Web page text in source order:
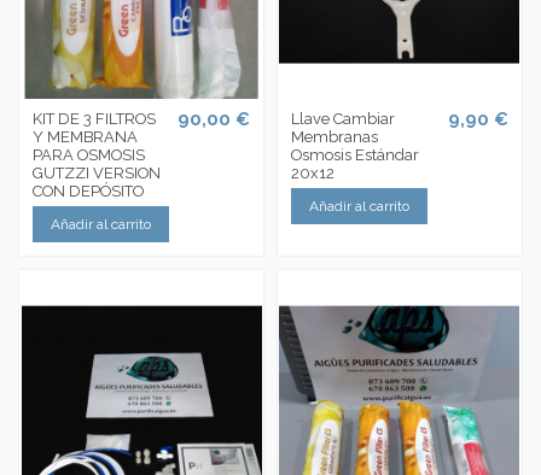
KIT DE 3 FILTROS
Y MEMBRANA
PARA OSMOSIS
GUTZZI VERSION
CON DEPÓSITO
90,00 €
Añadir al carrito
Llave Cambiar
Membranas
Osmosis Estándar
20x12
9,90 €
Añadir al carrito